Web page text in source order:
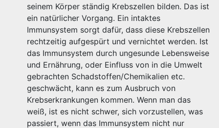
seinem Körper ständig Krebszellen bilden. Das ist
ein natürlicher Vorgang. Ein intaktes
Immunsystem sorgt dafür, dass diese Krebszellen
rechtzeitig aufgespürt und vernichtet werden. Ist
das Immunsystem durch ungesunde Lebensweise
und Ernährung, oder Einfluss von in die Umwelt
gebrachten Schadstoffen/Chemikalien etc.
geschwächt, kann es zum Ausbruch von
Krebserkrankungen kommen. Wenn man das
weiß, ist es nicht schwer, sich vorzustellen, was
passiert, wenn das Immunsystem nicht nur